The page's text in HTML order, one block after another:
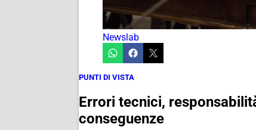
Newslab
PUNTI DI VISTA
Errori tecnici,
conseguenze